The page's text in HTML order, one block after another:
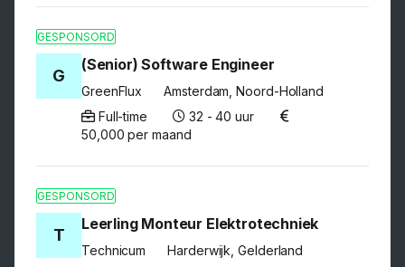
GESPONSORD
G
(Senior) Software Engineer
GreenFlux
Amsterdam, Noord-Holland
Full-time
32 - 40 uur
50,000 per maand
GESPONSORD
T
Leerling Monteur Elektrotechniek
Technicum
Harderwijk, Gelderland